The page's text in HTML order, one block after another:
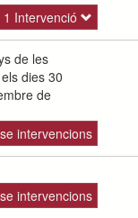
1 Intervenció
de les
dies 30
de
intervencions
intervencions